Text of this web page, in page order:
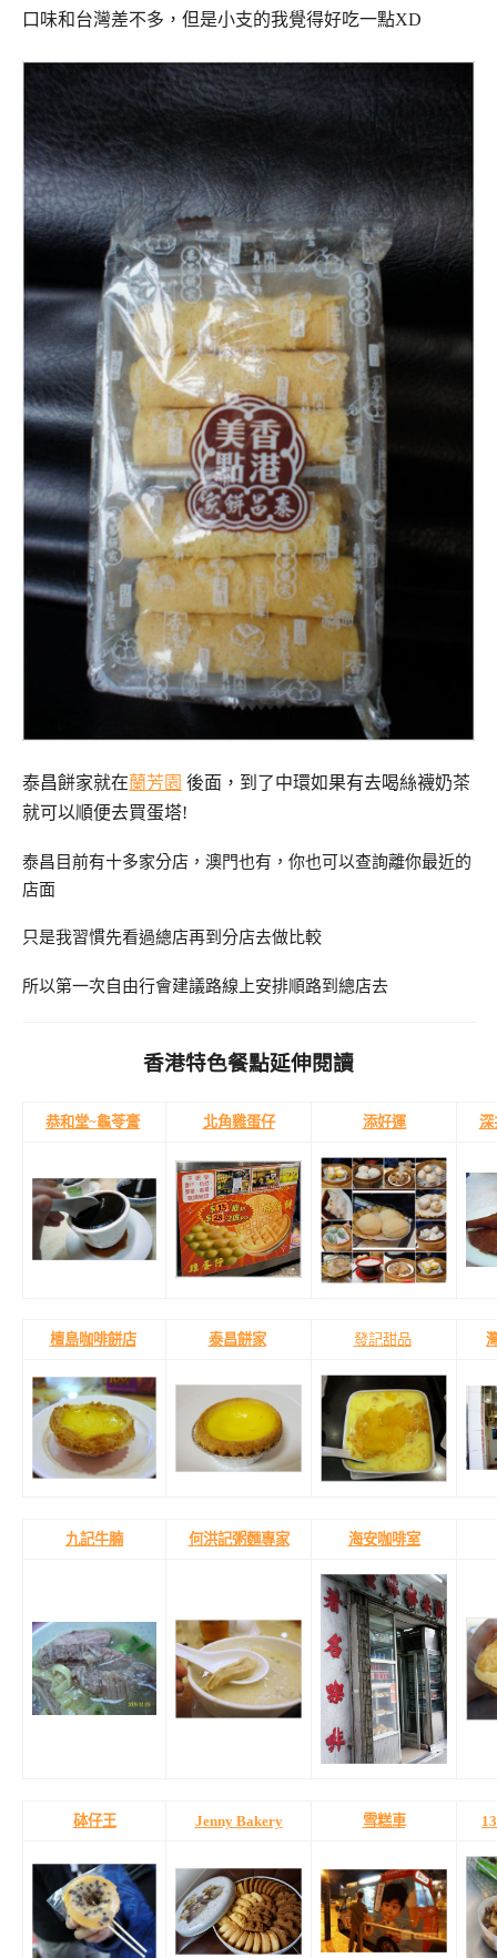
口味和台灣差不多，但是小支的我覺得好吃一點XD
泰昌餅家就在蘭芳園 後面，到了中環如果有去喝絲襪奶茶
就可以順便去買蛋塔!
泰昌目前有十多家分店，澳門也有，你也可以查詢離你最近的
店面
只是我習慣先看過總店再到分店去做比較
所以第一次自由行會建議路線上安排順路到總店去
香港特色餐點延伸閱讀
恭和堂~龜苓膏 北角雞蛋仔 添好運 深
檀島咖啡餅店 泰昌餅家 發記甜品
九記牛腩 何洪記粥麵專家 海安咖啡室
砵仔王 Jenny Bakery 雪糕車